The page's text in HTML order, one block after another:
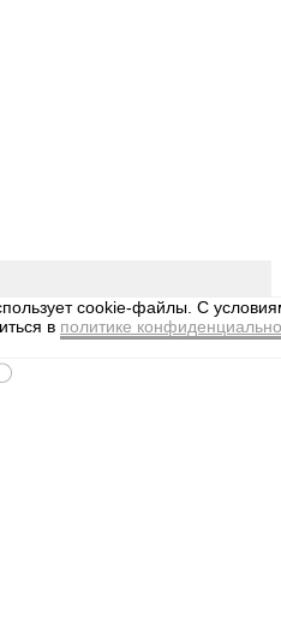
cookie-файлы. С
в политике